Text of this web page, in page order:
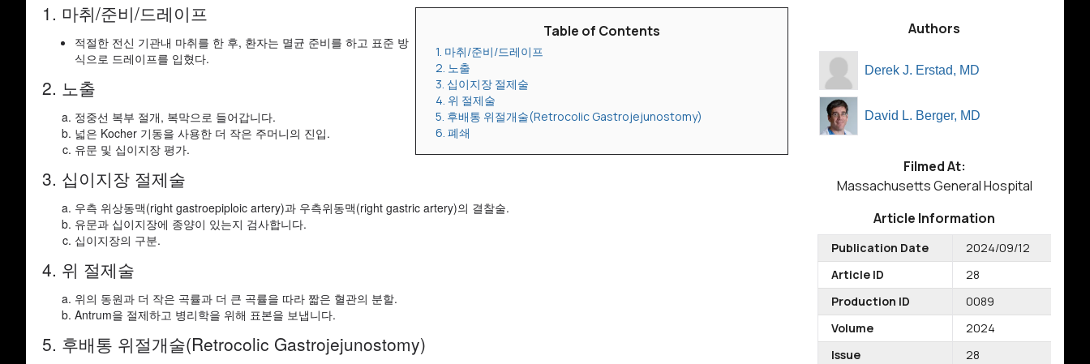
Table of Contents
1. 마취/준비/드레이프
2. 노출
3. 십이지장 절제술
4. 위 절제술
5. 후배통 위절개술(Retrocolic Gastrojejunostomy)
6. 폐쇄
1. 마취/준비/드레이프
적절한 전신 기관내 마취를 한 후, 환자는 멸균 준비를 하고 표준 방
식으로 드레이프를 입혔다.
2. 노출
정중선 복부 절개, 복막으로 들어갑니다.
넓은 Kocher 기동을 사용한 더 작은 주머니의 진입.
유문 및 십이지장 평가.
3. 십이지장 절제술
우측 위상동맥(right gastroepiploic artery)과 우측위동맥(right gastric artery)의 결찰술.
유문과 십이지장에 종양이 있는지 검사합니다.
십이지장의 구분.
4. 위 절제술
위의 동원과 더 작은 곡률과 더 큰 곡률을 따라 짧은 혈관의 분할.
Antrum을 절제하고 병리학을 위해 표본을 보냅니다.
5. 후배통 위절개술(Retrocolic Gastrojejunostomy)
Authors
Derek J. Erstad, MD
David L. Berger, MD
Filmed At:
Massachusetts General Hospital
Article Information
Publication Date
2024/09/12
Article ID
28
Production ID
0089
Volume
2024
Issue
28